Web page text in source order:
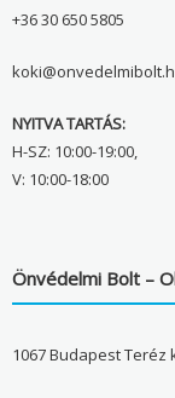
+36 30 650 5805
NYITVA TARTÁS:
H-SZ: 10:00-19:00,
V: 10:00-18:00
Önvédelmi Bolt –
1067 Budapest Teréz